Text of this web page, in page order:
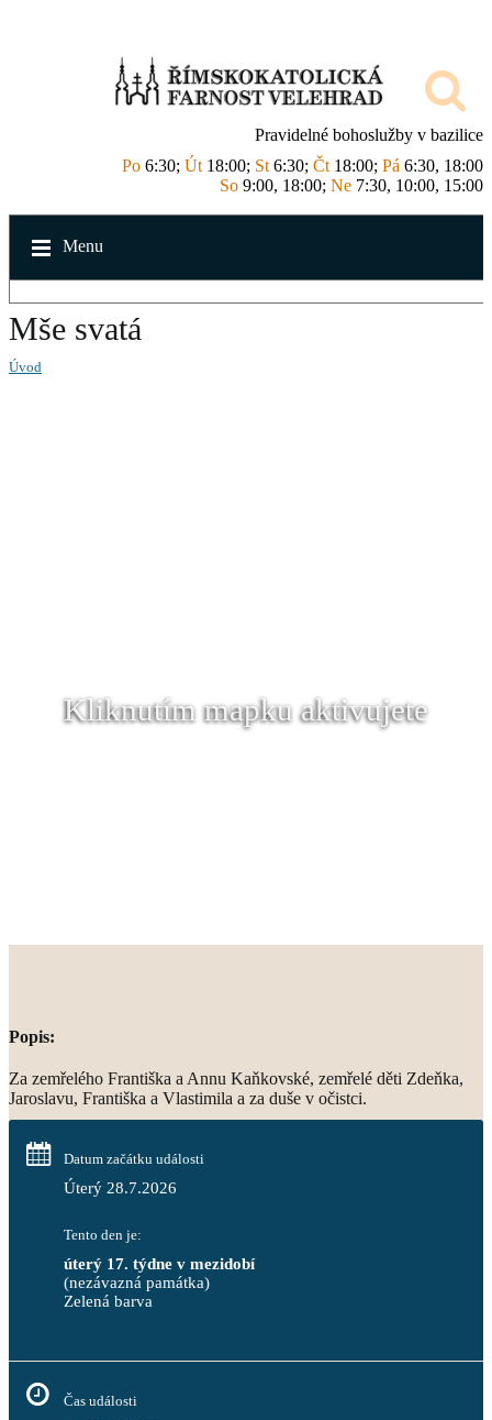
Pravidelné bohoslužby v bazilice
Po 6:30; Út 18:00; St 6:30; Čt 18:00; Pá 6:30, 18:00
So 9:00, 18:00; Ne 7:30, 10:00, 15:00
Menu
Mše svatá
Úvod
Kliknutím mapku aktivujete
Popis:
Za zemřelého Františka a Annu Kaňkovské, zemřelé děti Zdeňka,
Jaroslavu, Františka a Vlastimila a za duše v očistci.
Datum začátku události
Úterý 28.7.2026
Tento den je:
úterý 17. týdne v mezidobí
(nezávazná památka)
Zelená barva
Čas události